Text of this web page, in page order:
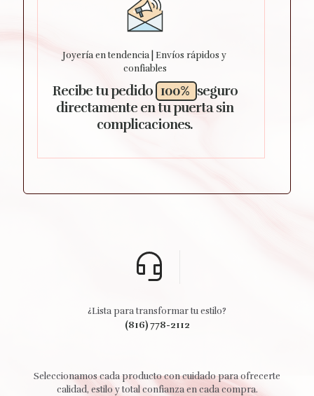
Recibe tu pedido 100% seguro
directamente en tu puerta sin
complicaciones.
Joyería en tendencia | Envíos rápidos y
confiables
(816) 778-2112
¿Lista para transformar tu estilo?
Seleccionamos cada producto con cuidado para ofrecerte
calidad, estilo y total confianza en cada compra.